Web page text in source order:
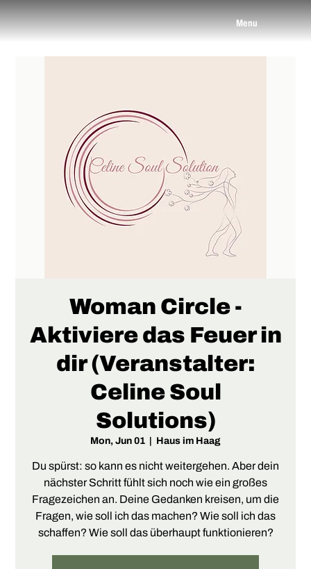
Menu
Woman Circle -
Aktiviere das Feuer in
dir (Veranstalter:
Celine Soul
Solutions)
Mon, Jun 01 Haus im Haag
Du spürst: so kann es nicht weitergehen. Aber dein
nächster Schritt fühlt sich noch wie ein großes
Fragezeichen an. Deine Gedanken kreisen, um die
Fragen, wie soll ich das machen? Wie soll ich das
schaffen? Wie soll das überhaupt funktionieren?